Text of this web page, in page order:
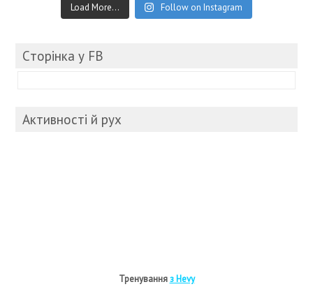
Load More... Follow on Instagram
Cторінка у FB
Активності й рух
Тренуванняз Hevy